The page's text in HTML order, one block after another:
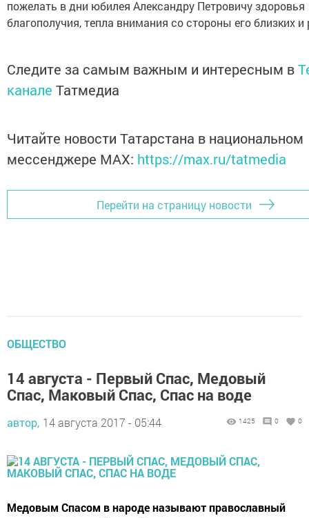
пожелать в дни юбилея Александру Петровичу здоровья
благополучия, тепла внимания со стороны его близких
Следите за самым важным и интересным в
канале Татмедиа
Читайте новости Татарстана в национальном
мессенджере MАХ: https://max.ru/tatmedia
Перейти на страницу новости
ОБЩЕСТВО
14 августа - Первый Спас, Медовый
Спас, Маковый Спас, Спас на воде
автор, 14 августа 2017 - 05:44 1425 0 0
Медовым Спасом в народе называют православный